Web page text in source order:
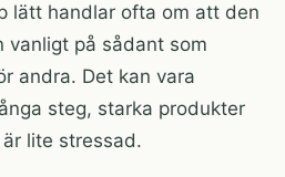
lätt handlar ofta om att den
vanligt på sådant som
andra. Det kan vara
steg, starka produkter
lite stressad.